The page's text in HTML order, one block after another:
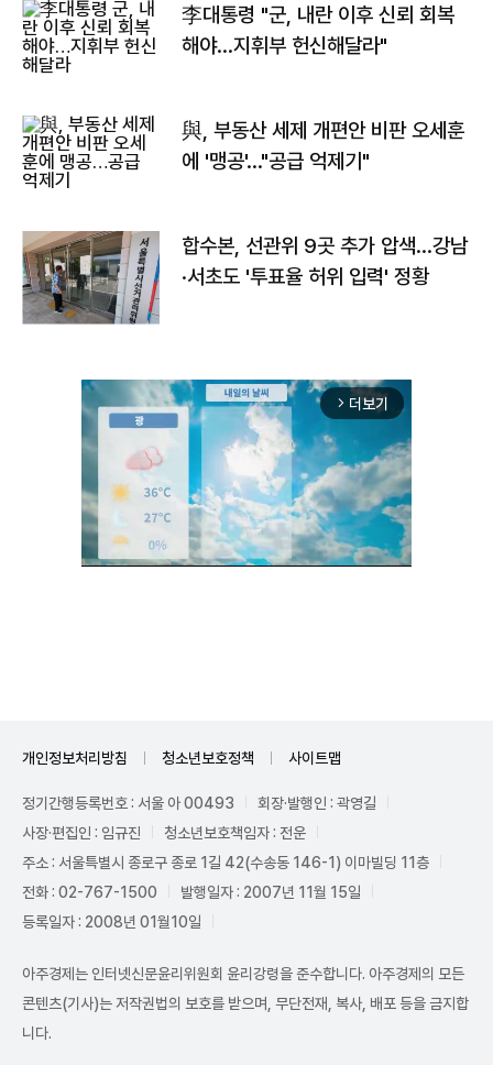
李대통령 "군, 내란 이후 신뢰 회복
해야…지휘부 헌신해달라"
與, 부동산 세제 개편안 비판 오세훈
에 '맹공'…"공급 억제기"
합수본, 선관위 9곳 추가 압색…강남
·서초도 '투표율 허위 입력' 정황
arrow_forward_ios 더보기
개인정보처리방침 청소년보호정책 사이트맵
정기간행등록번호 : 서울 아 00493
회장·발행인 : 곽영길
사장·편집인 : 임규진
청소년보호책임자 : 전운
주소 : 서울특별시 종로구 종로 1길 42(수송동 146-1) 이마빌딩 11층
전화 : 02-767-1500
발행일자 : 2007년 11월 15일
등록일자 : 2008년 01월10일
아주경제는 인터넷신문윤리위원회 윤리강령을 준수합니다. 아주경제의 모든
콘텐츠(기사)는 저작권법의 보호를 받으며, 무단전재, 복사, 배포 등을 금지합
니다.